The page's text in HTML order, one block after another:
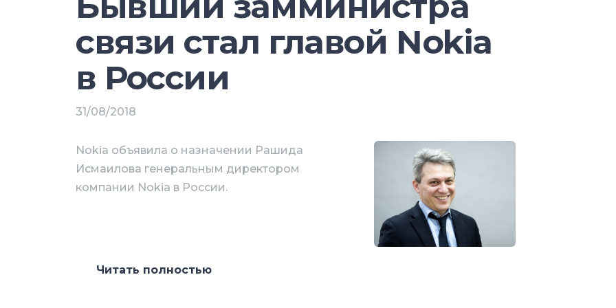
мероприятия. Спикеры приведут примеры расследований, расскажут
о трендах развития ИБ-продуктов и отрасли в целом на основе кейсов
из практики наших клиентов и партнеров. Нам приятно, что число
крупнейших отраслевых мероприятий года», – прокомментировал
1. Современные технологии и тренды ИБ
2. Ключевые инструменты защиты от внутренних угроз:
угрозы.
связи стал главой Nokia
в России
31/08/2018
Nokia объявила о назначении Рашида
Исмаилова генеральным директором
компании Nokia в России.
Читать полностью